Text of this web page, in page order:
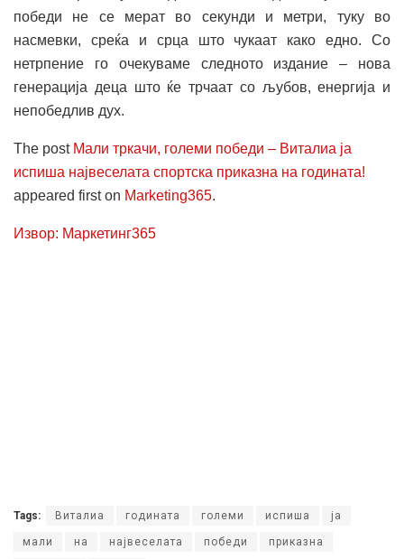
победи не се мерат во секунди и метри, туку во
насмевки, среќа и срца што чукаат како едно. Со
нетрпение го очекуваме следното издание – нова
генерација деца што ќе трчаат со љубов, енергија и
непобедлив дух.
The post Мали тркачи, големи победи – Виталиа ја
испиша највеселата спортска приказна на годината!
appeared first on Marketing365.
Извор: Маркетинг365
Tags: Виталиа годината големи испиша ја
мали на највеселата победи приказна